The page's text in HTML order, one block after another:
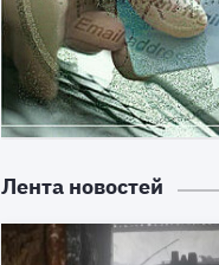
Лента новостей